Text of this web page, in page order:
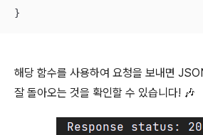
}
해당 함수를 사용하여 요청을 보내면
잘 돌아오는 것을 확인할 수 있습니다! 🎶